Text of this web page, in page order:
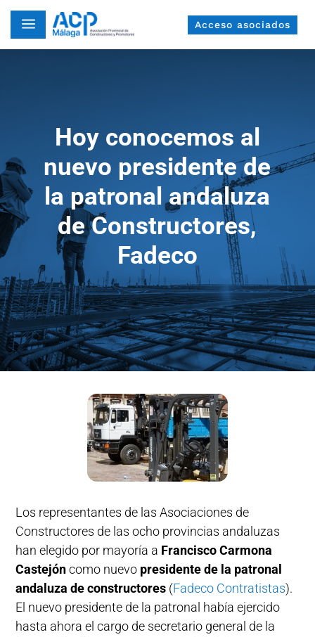
a Acceso asociados
Hoy conocemos al
nuevo presidente de
la patronal andaluza
de Constructores,
Fadeco
Los representantes de las Asociaciones de
Constructores de las ocho provincias andaluzas
han elegido por mayoría a Francisco Carmona
Castejóncomo nuevo presidente de la patronal
andaluza de constructores (Fadeco Contratistas).
El nuevo presidente de la patronal había ejercido
hasta ahora el cargo de secretario general de la